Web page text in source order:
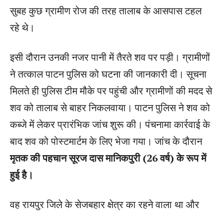
सुबह कुछ ग्रामीण रोज की तरह तालाब के आसपास टहल
रहे थे।
इसी दौरान उनकी नजर पानी में तैरते शव पर पड़ी। ग्रामीणों
ने तत्काल पाटन पुलिस को घटना की जानकारी दी। सूचना
मिलते ही पुलिस टीम मौके पर पहुंची और ग्रामीणों की मदद से
शव को तालाब से बाहर निकलवाया। पाटन पुलिस ने शव को
कब्जे में लेकर प्रारंभिक जांच शुरू की। पंचनामा कार्रवाई के
बाद शव को पोस्टमार्टम के लिए भेजा गया। जांच के दौरान
मृतक की पहचान सूरज दास मानिकपुरी (26 वर्ष) के रूप में
हुई है।
वह रायपुर जिले के सेजबहार क्षेत्र का रहने वाला था और